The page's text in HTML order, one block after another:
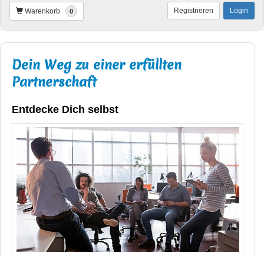
Warenkorb 0 Login
Registrieren
Dein Weg zu einer erfüllten
Partnerschaft
Entdecke Dich selbst